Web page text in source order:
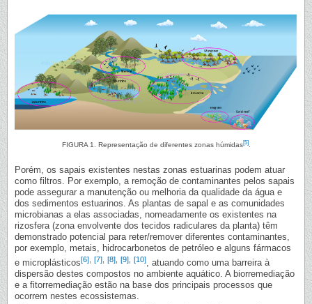
FIGURA 1. Representação de diferentes zonas húmidas[5].
Porém, os sapais existentes nestas zonas estuarinas podem atuar
como filtros. Por exemplo, a remoção de contaminantes pelos sapais
pode assegurar a manutenção ou melhoria da qualidade da água e
dos sedimentos estuarinos. As plantas de sapal e as comunidades
microbianas a elas associadas, nomeadamente os existentes na
rizosfera (zona envolvente dos tecidos radiculares da planta) têm
demonstrado potencial para reter/remover diferentes contaminantes,
por exemplo, metais, hidrocarbonetos de petróleo e alguns fármacos
e microplásticos[6] [7] [8] [9] [10], atuando como uma barreira à
dispersão destes compostos no ambiente aquático. A biorremediação
e a fitorremediação estão na base dos principais processos que
ocorrem nestes ecossistemas.